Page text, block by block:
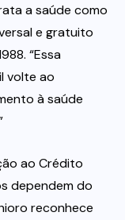
a saúde como
e gratuito
“Essa
volte ao
à saúde
ao Crédito
dependem do
reconhece